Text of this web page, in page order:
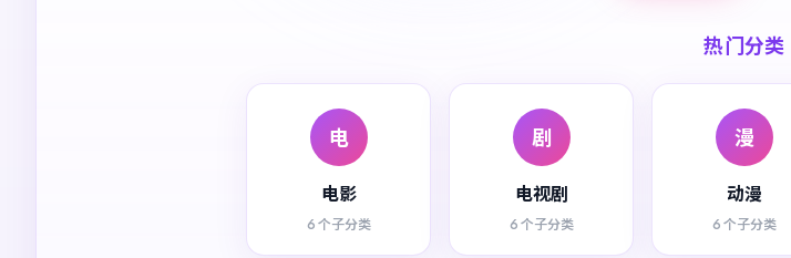
热门分类
电
电影
6 个子分类
剧
电视剧
6 个子分类
漫
动漫
6 个子分类